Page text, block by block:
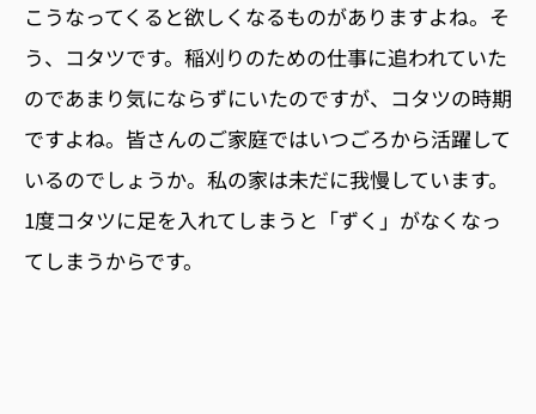
こうなってくると欲しくなるものがありますよね。そ
う、コタツです。稲刈りのための仕事に追われていた
のであまり気にならずにいたのですが、コタツの時期
ですよね。皆さんのご家庭ではいつごろから活躍して
いるのでしょうか。私の家は未だに我慢しています。
1度コタツに足を入れてしまうと「ずく」がなくなっ
てしまうからです。